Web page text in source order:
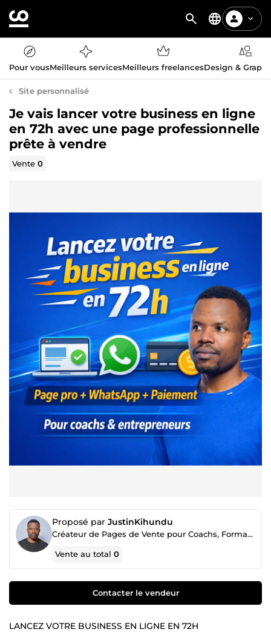
Pour vousMeilleurs servicesMeilleurs freelancesDesign &
Site personnalisé
Je vais lancer votre business en ligne
en 72h avec une page professionnelle
prête à vendre
Vente0
Proposé par JustinKihundu
Créateur de Pages de Vente pour Coachs, Formateurs et PME
Vente au total0
Contacter le vendeur
LANCEZ VOTRE BUSINESS EN LIGNE EN 72H